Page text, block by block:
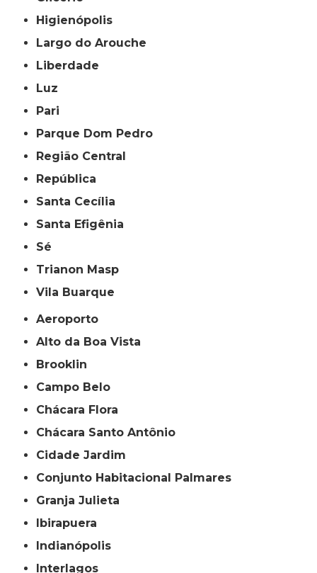
Higienópolis
Largo do Arouche
Liberdade
Luz
Pari
Parque Dom Pedro
Região Central
República
Santa Cecília
Santa Efigênia
Sé
Trianon Masp
Vila Buarque
Aeroporto
Alto da Boa Vista
Brooklin
Campo Belo
Chácara Flora
Chácara Santo Antônio
Cidade Jardim
Conjunto Habitacional Palmares
Granja Julieta
Ibirapuera
Indianópolis
Interlagos